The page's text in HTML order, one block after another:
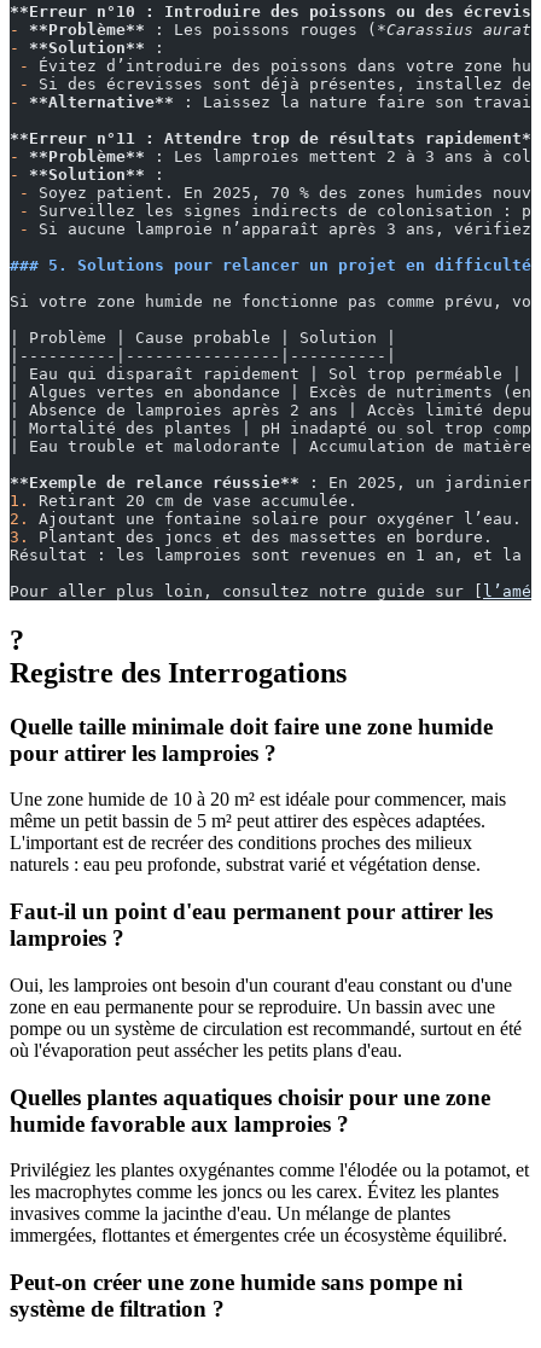
**Erreur n°10 : Introduire des poissons ou des
-
**Problème** : Les poissons rouges ( *Carassius
-
**Solution** :
-
Évitez d’introduire des poissons dans votre zone
-
Si des écrevisses sont déjà présentes, installez
-
**Alternative** : Laissez la nature faire son travail.
**Erreur n°11 : Attendre trop de résultats rapidement**
-
**Problème** : Les lamproies mettent 2 à 3 ans à
-
**Solution** :
-
Soyez patient. En 2025, 70 % des zones humides
-
Surveillez les signes indirects de colonisation :
-
Si aucune lamproie n’apparaît après 3 ans,
### 5. Solutions pour relancer un projet en difficulté
Si votre zone humide ne fonctionne pas comme
| Problème | Cause probable | Solution |
|----------|----------------|----------|
| Eau qui disparaît rapidement | Sol trop perméable |
| Algues vertes en abondance | Excès de nutriments
| Absence de lamproies après 2 ans | Accès limité
| Mortalité des plantes | pH inadapté ou sol trop
| Eau trouble et malodorante | Accumulation de
**Exemple de relance réussie** : En 2025, un jardinier
1.
Retirant 20 cm de vase accumulée.
2.
Ajoutant une fontaine solaire pour oxygéner l’eau.
3.
Plantant des joncs et des massettes en bordure.
Résultat : les lamproies sont revenues en 1 an, et
Pour aller plus loin, consultez notre guide sur [
?
Registre des Interrogations
Quelle taille minimale doit faire une zone humide
pour attirer les lamproies ?
Une zone humide de 10 à 20 m² est idéale pour commencer, mais
même un petit bassin de 5 m² peut attirer des espèces adaptées.
L'important est de recréer des conditions proches des milieux
naturels : eau peu profonde, substrat varié et végétation dense.
Faut-il un point d'eau permanent pour attirer les
lamproies ?
Oui, les lamproies ont besoin d'un courant d'eau constant ou d'une
zone en eau permanente pour se reproduire. Un bassin avec une
pompe ou un système de circulation est recommandé, surtout en été
où l'évaporation peut assécher les petits plans d'eau.
Quelles plantes aquatiques choisir pour une zone
humide favorable aux lamproies ?
Privilégiez les plantes oxygénantes comme l'élodée ou la potamot, et
les macrophytes comme les joncs ou les carex. Évitez les plantes
invasives comme la jacinthe d'eau. Un mélange de plantes
immergées, flottantes et émergentes crée un écosystème équilibré.
Peut-on créer une zone humide sans pompe ni
système de filtration ?